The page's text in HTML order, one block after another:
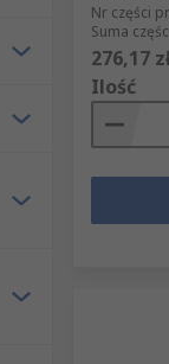
Nr części
Suma
276,17
Ilość